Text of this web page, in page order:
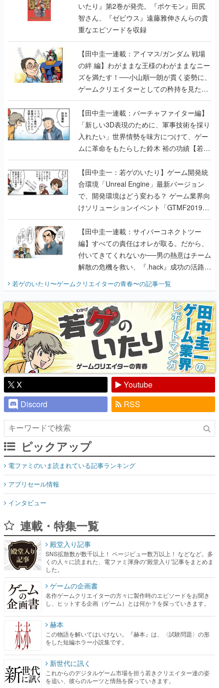
いたり』第2巻が発売。『ポケモン』田尻
智さん、『ゼビウス』遠藤雅伸さんらの貴
重なエピソードを収録
【田中圭一連載：アイマス/ガンダム 戦場
の絆 編】わがままな王様のわがままなニー
ズを満たす！──小山順一朗が貫く姿勢に、
ゲームクリエイターとしての矜持を見た
【若ゲのいたり最終回】
【田中圭一連載：バーチャファイター編】
「新しい3D表現のために、軍事技術を採り
入れたい」世界情勢を味方につけて、ゲー
ムに革命をもたらした鈴木 裕の功績【若ゲ
のいたり】
【田中圭一：若ゲのいたり】ゲーム開発統
合環境「Unreal Engine」最新バージョン
で、開発環境はどう変わる？ ゲーム業界向
けソリューションイベント「GTMF2019」
に行って、より理解を深めよう【PR】
【田中圭一連載：サイバーコネクトツー
編】すべての責任はオレが取る。だから、
付いてきてくれないか──男の熱意はチーム
解散の危機を救い、『.hack』成功の活路を
開く。業界の快男児・松山 洋に流れる血は
『少年ジャンプ』色だった【若ゲのいた
り】
若ゲのいたり〜ゲームクリエイターの青春〜の記事一覧
X
Youtube
Discord
RSS
ピックアップ
電ファミのいま読まれている記事ランキング
アプリセール情報
インタビュー
連載・特集一覧
殿堂入り記事
SNS拡散数が数千以上！ ページビュー数万以上！ などなど。多
くの人々に読まれた、電ファミ渾身の“殿堂入り”記事をまとめま
した。
ゲームの企画書
名作ゲームクリエイターの方々に製作時のエピソードをお聞き
し、ヒットする企画（ゲーム）とは何か？を探っていきます。
赫本
この物語を解いてはいけない。『赫本』は、〈試験問題〉の形
をした短編ホラー小説集です。
新世代に訊く
これからのデジタルゲーム市場を担う若きクリエイター達の姿
を追い、彼らのルーツと情熱を探っていきます。